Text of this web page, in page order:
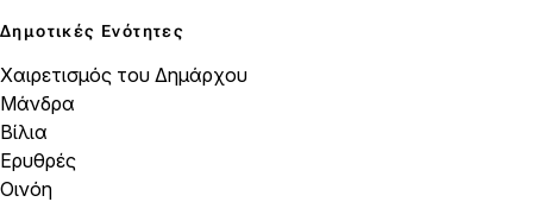
Δημοτικές Ενότητες
Χαιρετισμός του Δημάρχου
Μάνδρα
Βίλια
Ερυθρές
Οινόη